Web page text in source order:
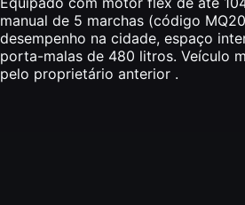
manual de 5 marchas (código
desempenho na cidade, espaço
porta-malas de 480 litros. Veículo
pelo proprietário anterior .